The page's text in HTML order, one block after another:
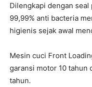
Dilengkapi dengan
99,99% anti bacteria
higienis sejak awal
Mesin cuci Front
garansi motor 10 tahun
tahun.